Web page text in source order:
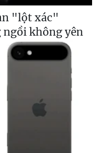
"lột xác"
ngồi không yên